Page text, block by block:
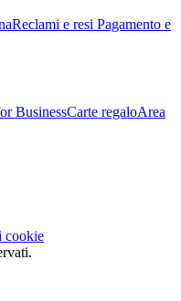
Reclami e resi Pagamento e
BusinessCarte regaloArea
cookie